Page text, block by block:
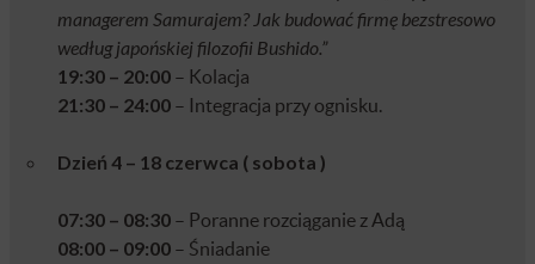
managerem Samurajem? Jak budować firmę bezstresowo
według japońskiej filozofii Bushido.”
19:30 – 20:00 – Kolacja
21:30 – 24:00 – Integracja przy ognisku.
Dzień 4 – 18 czerwca ( sobota )
07:30 – 08:30 – Poranne rozciąganie z Adą
08:00 – 09:00 – Śniadanie